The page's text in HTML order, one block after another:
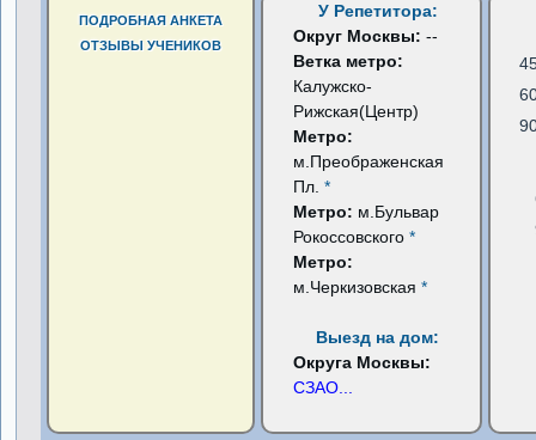
ПОДРОБНАЯ АНКЕТА
ОТЗЫВЫ УЧЕНИКОВ
У Репетитора:
Округ Москвы:--
Ветка метро:
Калужско-
Рижская(Центр)
Метро:
м.Преображенская
Пл.*
Метро: м.Бульвар
Рокоссовского*
Метро:
м.Черкизовская*
Выезд на дом:
Округа Москвы:
СЗАО